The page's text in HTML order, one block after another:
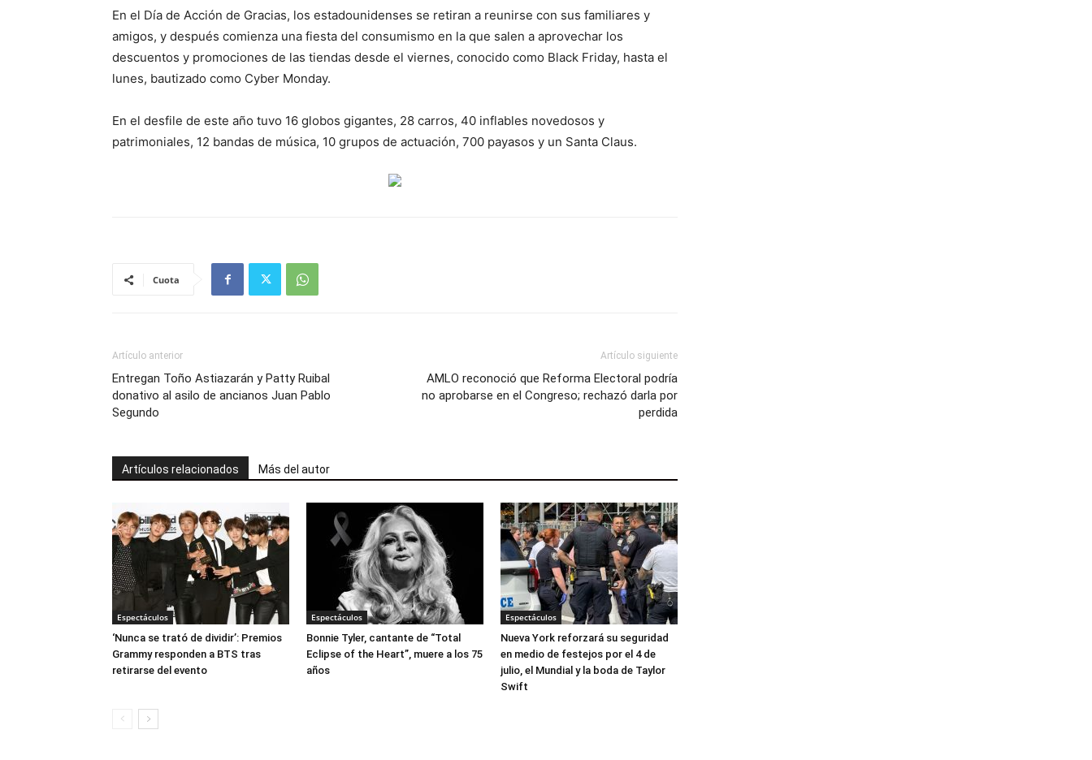
En el Día de Acción de Gracias, los estadounidenses se retiran a reunirse con sus familiares y
amigos, y después comienza una fiesta del consumismo en la que salen a aprovechar los
descuentos y promociones de las tiendas desde el viernes, conocido como Black Friday, hasta el
lunes, bautizado como Cyber Monday.
En el desfile de este año tuvo 16 globos gigantes, 28 carros, 40 inflables novedosos y
patrimoniales, 12 bandas de música, 10 grupos de actuación, 700 payasos y un Santa Claus.
Cuota
Artículo anterior
Entregan Toño Astiazarán y Patty Ruibal
donativo al asilo de ancianos Juan Pablo
Segundo
Artículo siguiente
AMLO reconoció que Reforma Electoral podría
no aprobarse en el Congreso; rechazó darla por
perdida
Artículos relacionados Más del autor
Espectáculos
‘Nunca se trató de dividir’: Premios
Grammy responden a BTS tras
retirarse del evento
Espectáculos
Bonnie Tyler, cantante de “Total
Eclipse of the Heart”, muere a los 75
años
Espectáculos
Nueva York reforzará su seguridad
en medio de festejos por el 4 de
julio, el Mundial y la boda de Taylor
Swift